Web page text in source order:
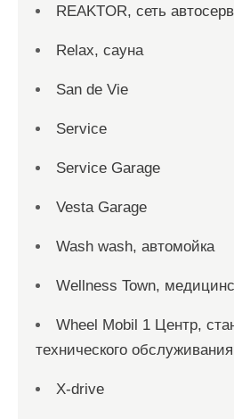
REAKTOR, сеть
Relax, сауна
San dе Vie
Service
Service Garage
Vesta Garage
Wash wash, автомойка
Wellness Town,
Wheel Mobil 1 Центр,
технического обслуживания
X-drive